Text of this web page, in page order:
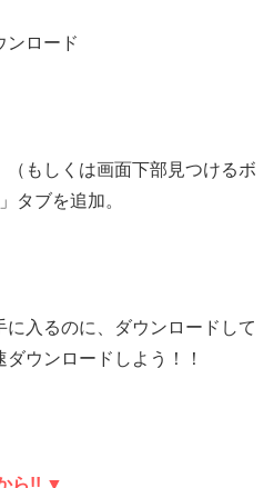
ンロード
（もしくは画面下部見つけるボ
タブを追加。
に入るのに、ダウンロードして
ウンロードしよう！！